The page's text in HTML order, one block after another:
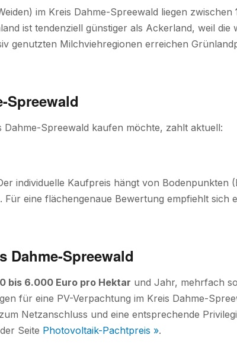
im Kreis Dahme-Spreewald liegen zwischen
ist tendenziell günstiger als Ackerland, weil die
genutzten Milchviehregionen erreichen
Spreewald
Spreewald kaufen möchte, zahlt aktuell:
individuelle Kaufpreis hängt von Bodenpunkten
eine flächengenaue Bewertung empfiehlt sich
Dahme-Spreewald
bis 6.000 Euro pro Hektar und Jahr, mehrfach
für eine PV-Verpachtung im Kreis Dahme-
Netzanschluss und eine entsprechende
Seite Photovoltaik-Pachtpreis ».